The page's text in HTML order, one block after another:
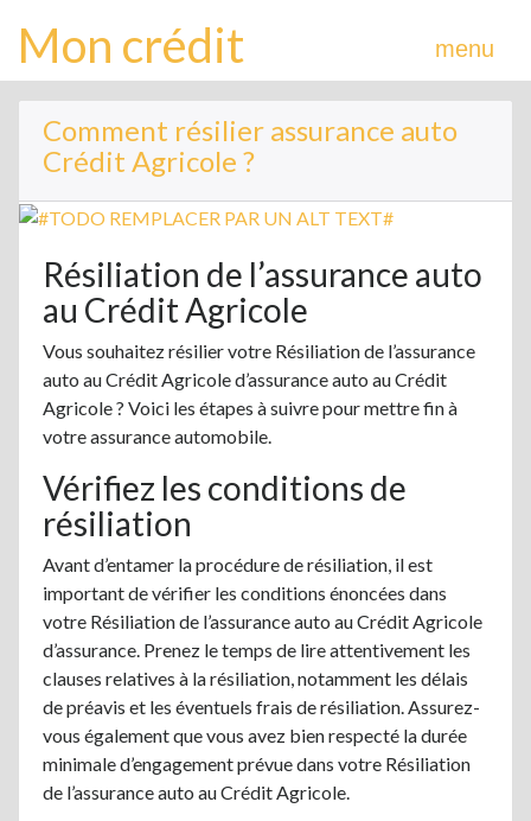
Mon crédit menu
Comment résilier assurance auto
Crédit Agricole ?
Résiliation de l’assurance auto
au Crédit Agricole
Vous souhaitez résilier votre Résiliation de l’assurance
auto au Crédit Agricole d’assurance auto au Crédit
Agricole ? Voici les étapes à suivre pour mettre fin à
votre assurance automobile.
Vérifiez les conditions de
résiliation
Avant d’entamer la procédure de résiliation, il est
important de vérifier les conditions énoncées dans
votre Résiliation de l’assurance auto au Crédit Agricole
d’assurance. Prenez le temps de lire attentivement les
clauses relatives à la résiliation, notamment les délais
de préavis et les éventuels frais de résiliation. Assurez-
vous également que vous avez bien respecté la durée
minimale d’engagement prévue dans votre Résiliation
de l’assurance auto au Crédit Agricole.